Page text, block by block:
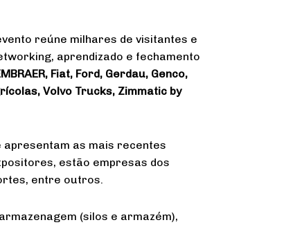
reúne milhares de visitantes e
aprendizado e fechamento
Fiat, Ford, Gerdau, Genco,
Volvo Trucks, Zimmatic by
apresentam as mais recentes
estão empresas dos
entre outros.
(silos e armazém),